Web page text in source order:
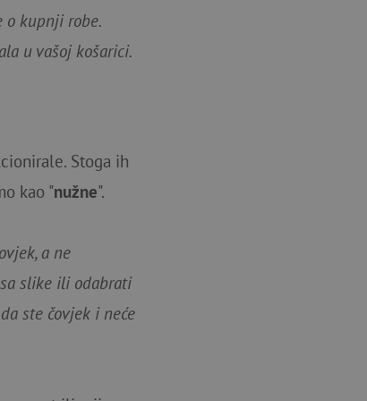
kupnji robe.
u vašoj košarici.
Stoga ih
kao "nužne".
a ne
slike ili odabrati
ste čovjek i neće